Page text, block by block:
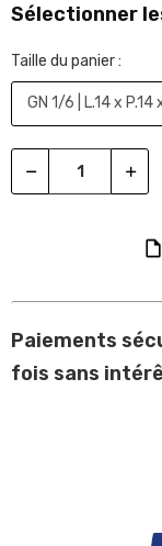
Sélectionner
Taille du panier :
Paiements
fois sans